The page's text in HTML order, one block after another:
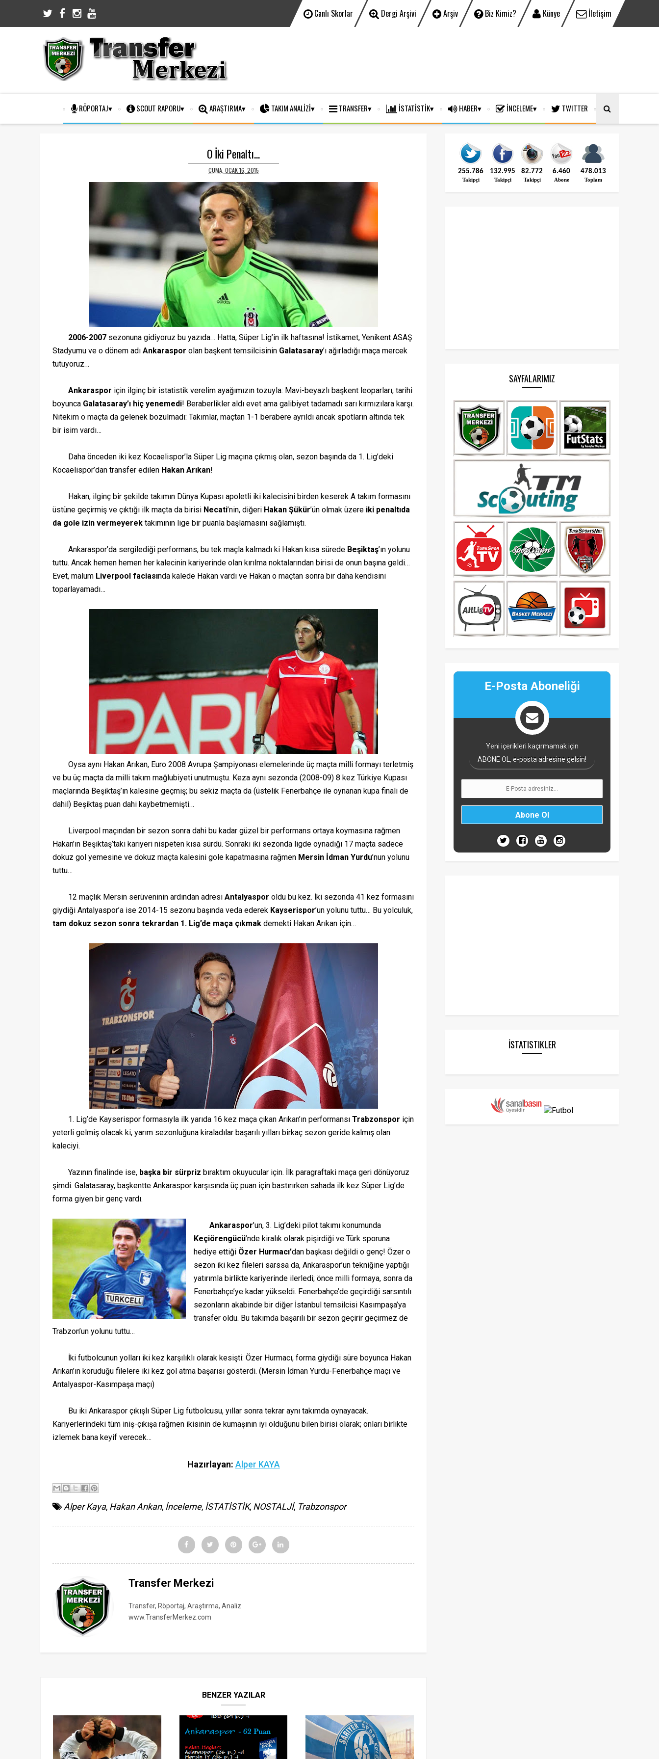
Canlı Skorlar Dergi Arşivi Arşiv Biz Kimiz? Künye İletişim
RÖPORTAJ SCOUT RAPORU ARAŞTIRMA TAKIM ANALİZİ TRANSFER İSTATİSTİK HABER İNCELEME TWITTER
O İki Penaltı...
CUMA, OCAK 16, 2015
2006-2007 sezonuna gidiyoruz bu yazıda… Hatta, Süper Lig’in ilk haftasına! İstikamet, Yenikent ASAŞ
Stadyumu ve o dönem adı Ankaraspor olan başkent temsilcisinin Galatasaray’ı ağırladığı maça mercek
tutuyoruz…
Ankaraspor için ilginç bir istatistik verelim ayağımızın tozuyla: Mavi-beyazlı başkent leoparları, tarihi
boyunca Galatasaray’ı hiç yenemedi! Beraberlikler aldı evet ama galibiyet tadamadı sarı kırmızılara karşı.
Nitekim o maçta da gelenek bozulmadı: Takımlar, maçtan 1-1 berabere ayrıldı ancak spotların altında tek
bir isim vardı…
Daha önceden iki kez Kocaelispor’la Süper Lig maçına çıkmış olan, sezon başında da 1. Lig’deki
Kocaelispor’dan transfer edilen Hakan Arıkan!
Hakan, ilginç bir şekilde takımın Dünya Kupası apoletli iki kalecisini birden keserek A takım formasını
üstüne geçirmiş ve çıktığı ilk maçta da birisi Necati’nin, diğeri Hakan Şükür’ün olmak üzere iki penaltıda
da gole izin vermeyerek takımının lige bir puanla başlamasını sağlamıştı.
Ankaraspor’da sergilediği performans, bu tek maçla kalmadı ki Hakan kısa sürede Beşiktaş’ın yolunu
tuttu. Ancak hemen hemen her kalecinin kariyerinde olan kırılma noktalarından birisi de onun başına geldi…
Evet, malum Liverpool faciasında kalede Hakan vardı ve Hakan o maçtan sonra bir daha kendisini
toparlayamadı…
Oysa aynı Hakan Arıkan, Euro 2008 Avrupa Şampiyonası elemelerinde üç maçta milli formayı terletmiş
ve bu üç maçta da milli takım mağlubiyeti unutmuştu. Keza aynı sezonda (2008-09) 8 kez Türkiye Kupası
maçlarında Beşiktaş’ın kalesine geçmiş; bu sekiz maçta da (üstelik Fenerbahçe ile oynanan kupa finali de
dahil) Beşiktaş puan dahi kaybetmemişti…
Liverpool maçından bir sezon sonra dahi bu kadar güzel bir performans ortaya koymasına rağmen
Hakan’ın Beşiktaş’taki kariyeri nispeten kısa sürdü. Sonraki iki sezonda ligde oynadığı 17 maçta sadece
dokuz gol yemesine ve dokuz maçta kalesini gole kapatmasına rağmen Mersin İdman Yurdu’nun yolunu
tuttu…
12 maçlık Mersin serüveninin ardından adresi Antalyaspor oldu bu kez. İki sezonda 41 kez formasını
giydiği Antalyaspor’a ise 2014-15 sezonu başında veda ederek Kayserispor’un yolunu tuttu… Bu yolculuk,
tam dokuz sezon sonra tekrardan 1. Lig’de maça çıkmak demekti Hakan Arıkan için…
1. Lig’de Kayserispor formasıyla ilk yarıda 16 kez maça çıkan Arıkan’ın performansı Trabzonspor için
yeterli gelmiş olacak ki, yarım sezonluğuna kiraladılar başarılı yılları birkaç sezon geride kalmış olan
kaleciyi.
Yazının finalinde ise, başka bir sürpriz bıraktım okuyucular için. İlk paragraftaki maça geri dönüyoruz
şimdi. Galatasaray, başkentte Ankaraspor karşısında üç puan için bastırırken sahada ilk kez Süper Lig’de
forma giyen bir genç vardı.
Ankaraspor’un, 3. Lig’deki pilot takımı konumunda
Keçiörengücü’nde kiralık olarak pişirdiği ve Türk sporuna
hediye ettiği Özer Hurmacı’dan başkası değildi o genç! Özer o
sezon iki kez fileleri sarssa da, Ankaraspor’un tekniğine yaptığı
yatırımla birlikte kariyerinde ilerledi; önce milli formaya, sonra da
Fenerbahçe’ye kadar yükseldi. Fenerbahçe’de geçirdiği sarsıntılı
sezonların akabinde bir diğer İstanbul temsilcisi Kasımpaşa’ya
transfer oldu. Bu takımda başarılı bir sezon geçirir geçirmez de
Trabzon’un yolunu tuttu…
İki futbolcunun yolları iki kez karşılıklı olarak kesişti: Özer Hurmacı, forma giydiği süre boyunca Hakan
Arıkan’ın koruduğu filelere iki kez gol atma başarısı gösterdi. (Mersin İdman Yurdu-Fenerbahçe maçı ve
Antalyaspor-Kasımpaşa maçı)
Bu iki Ankaraspor çıkışlı Süper Lig futbolcusu, yıllar sonra tekrar aynı takımda oynayacak.
Kariyerlerindeki tüm iniş-çıkışa rağmen ikisinin de kumaşının iyi olduğunu bilen birisi olarak; onları birlikte
izlemek bana keyif verecek…
Hazırlayan: Alper KAYA
Alper Kaya, Hakan Arıkan, İnceleme, İSTATİSTİK, NOSTALJİ, Trabzonspor
Transfer Merkezi
Transfer, Röportaj, Araştırma, Analiz
www.TransferMerkez.com
BENZER YAZILAR
255.786
Takipçi
132.995
Takipçi
82.772
Takipçi
6.460
Abone
478.013
Toplam
SAYFALARIMIZ
E-Posta Aboneliği
Yeni içerikleri kaçırmamak için
ABONE OL, e-posta adresine gelsin!
İSTATISTIKLER